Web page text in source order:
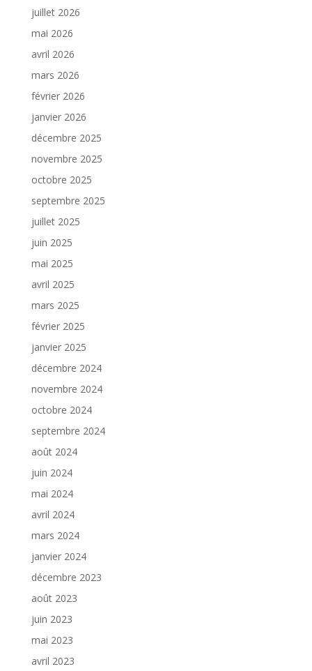
juillet 2026
mai 2026
avril 2026
mars 2026
février 2026
janvier 2026
décembre 2025
novembre 2025
octobre 2025
septembre 2025
juillet 2025
juin 2025
mai 2025
avril 2025
mars 2025
février 2025
janvier 2025
décembre 2024
novembre 2024
octobre 2024
septembre 2024
août 2024
juin 2024
mai 2024
avril 2024
mars 2024
janvier 2024
décembre 2023
août 2023
juin 2023
mai 2023
avril 2023